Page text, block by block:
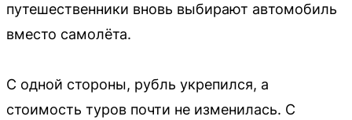
путешественники вновь выбирают автомобиль
вместо самолёта.
С одной стороны, рубль укрепился, а
стоимость туров почти не изменилась. С